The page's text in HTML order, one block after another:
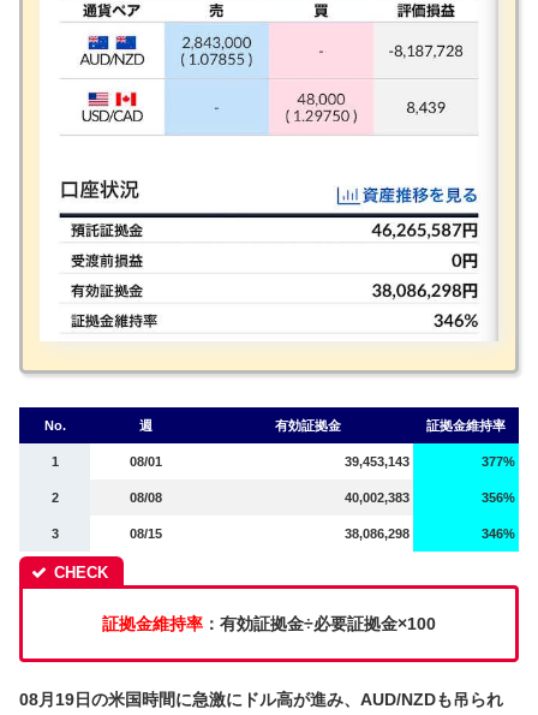
No. 週 有効証拠金 証拠金維持率
1 08/01 39,453,143 377%
2 08/08 40,002,383 356%
3 08/15 38,086,298 346%
証拠金維持率 ：有効証拠金÷必要証拠金×100
08月19日の米国時間に急激にドル高が進み、AUD/NZDも吊られ